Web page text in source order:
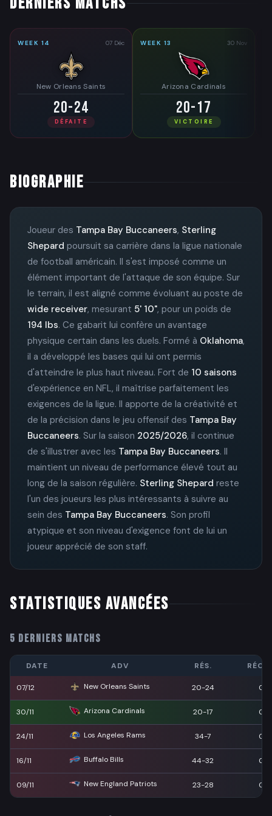
WEEK 14 07 Déc
New Orleans Saints
20-24
DÉFAITE
WEEK 13 30 Nov
Arizona Cardinals
20-17
VICTOIRE
BIOGRAPHIE
Joueur des Tampa Bay Buccaneers, Sterling
Shepard poursuit sa carrière dans la ligue nationale
de football américain. Il s'est imposé comme un
élément important de l'attaque de son équipe. Sur
le terrain, il est aligné comme évoluant au poste de
wide receiver, mesurant 5' 10", pour un poids de
194 lbs. Ce gabarit lui confère un avantage
physique certain dans les duels. Formé à Oklahoma,
il a développé les bases qui lui ont permis
d'atteindre le plus haut niveau. Fort de 10 saisons
d'expérience en NFL, il maîtrise parfaitement les
exigences de la ligue. Il apporte de la créativité et
de la précision dans le jeu offensif des Tampa Bay
Buccaneers. Sur la saison 2025/2026, il continue
de s'illustrer avec les Tampa Bay Buccaneers. Il
maintient un niveau de performance élevé tout au
long de la saison régulière. Sterling Shepard reste
l'un des joueurs les plus intéressants à suivre au
sein des Tampa Bay Buccaneers. Son profil
atypique et son niveau d'exigence font de lui un
joueur apprécié de son staff.
STATISTIQUES AVANCÉES
5 DERNIERS MATCHS
DATE ADV RÉS.
07/12 New Orleans Saints 20-24 0
30/11 Arizona Cardinals 20-17 0
24/11 Los Angeles Rams 34-7 0
16/11 Buffalo Bills 44-32 0
09/11 New England Patriots 23-28 0